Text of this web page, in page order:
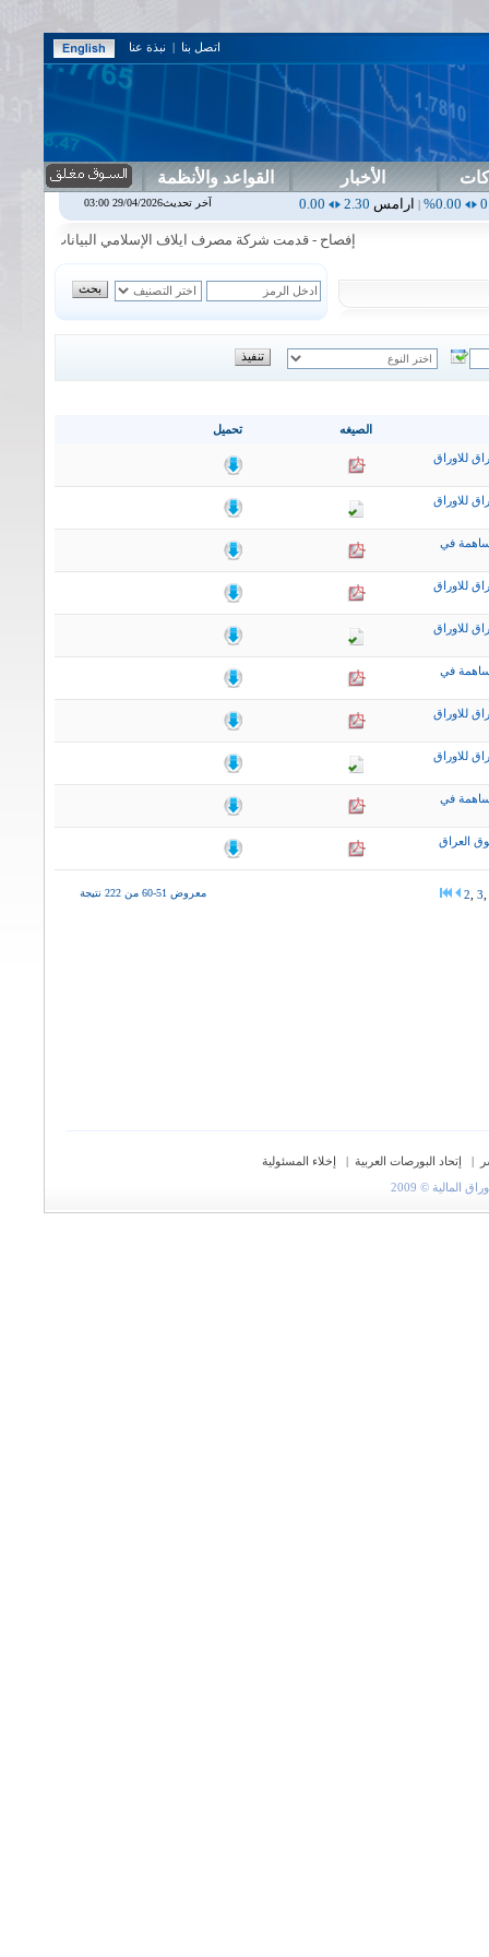
اتصل بنا | نبذة عنا
الأخبار القواعد والأنظمة
2.30
|اربيل 0.00 اس بنك0.00
0.00%
|اسفنج
إفصاح - قدمت شركة مصرف ايلاف الإسلامي البيانات المالية السنوية
تحميل الصيغه
للاوراق
للاوراق
في
للاوراق
للاوراق
في
للاوراق
للاوراق
في
العراق
معروض 51-60 من 222 نتيجة 2 3
| إتحاد البورصات العربية |
إخلاء المسئولية
© 2009